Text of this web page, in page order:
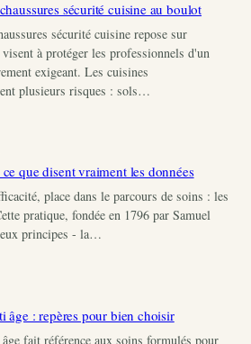
sécurité cuisine au boulot
sécurité cuisine repose sur
à protéger les professionnels d'un
exigeant. Les cuisines
plusieurs risques : sols…
que disent vraiment les données
place dans le parcours de soins : les
pratique, fondée en 1796 par Samuel
principes - la…
âge : repères pour bien choisir
fait référence aux soins formulés pour